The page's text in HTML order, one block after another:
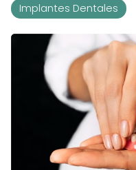
Implantes Dentales